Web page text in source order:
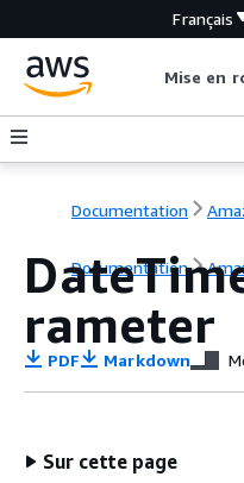
Français
Mise en
Documentation
Documentation
rameter
PDF Markdown
Sur cette page